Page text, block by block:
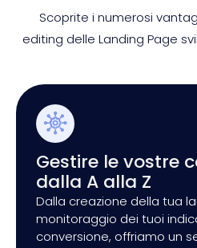
Scoprite i numerosi
editing delle Landing Page
Gestire le vostre
dalla A alla Z
Dalla creazione della tua
monitoraggio dei tuoi
conversione, offriamo un